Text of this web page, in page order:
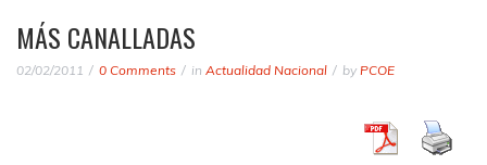
MÁS CANALLADAS
02/02/2011 0 Comments in Actualidad Nacional by PCOE